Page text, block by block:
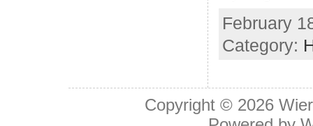
February
Category:
Copyright © 2026